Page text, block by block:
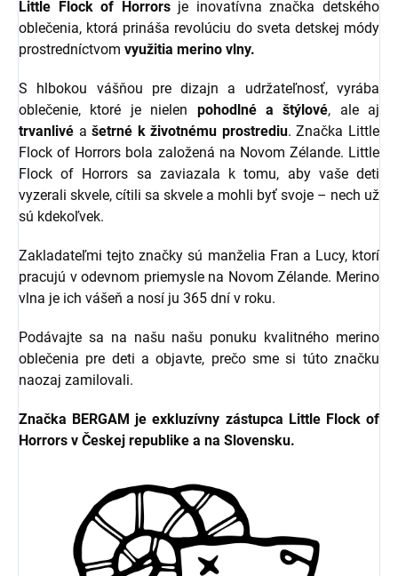
Little Flock of Horrorsje inovatívna značka detského
oblečenia, ktorá prináša revolúciu do sveta detskej módy
prostredníctvom využitia merino vlny.
S hlbokou vášňou pre dizajn a udržateľnosť, vyrába
oblečenie, ktoré je nielen pohodlné a štýlové, ale aj
trvanlivé ašetrné k životnému prostrediu. Značka Little
Flock of Horrors bola založená na Novom Zélande. Little
Flock of Horrors sa zaviazala k tomu, aby vaše deti
vyzerali skvele, cítili sa skvele a mohli byť svoje – nech už
sú kdekoľvek.
Zakladateľmi tejto značky sú manželia Fran a Lucy, ktorí
pracujú v odevnom priemysle na Novom Zélande. Merino
vlna je ich vášeň a nosí ju 365 dní v roku.
Podávajte sa na našu našu ponuku kvalitného merino
oblečenia pre deti a objavte, prečo sme si túto značku
naozaj zamilovali.
Značka BERGAM je exkluzívny zástupca Little Flock of
Horrors v Českej republike a na Slovensku.